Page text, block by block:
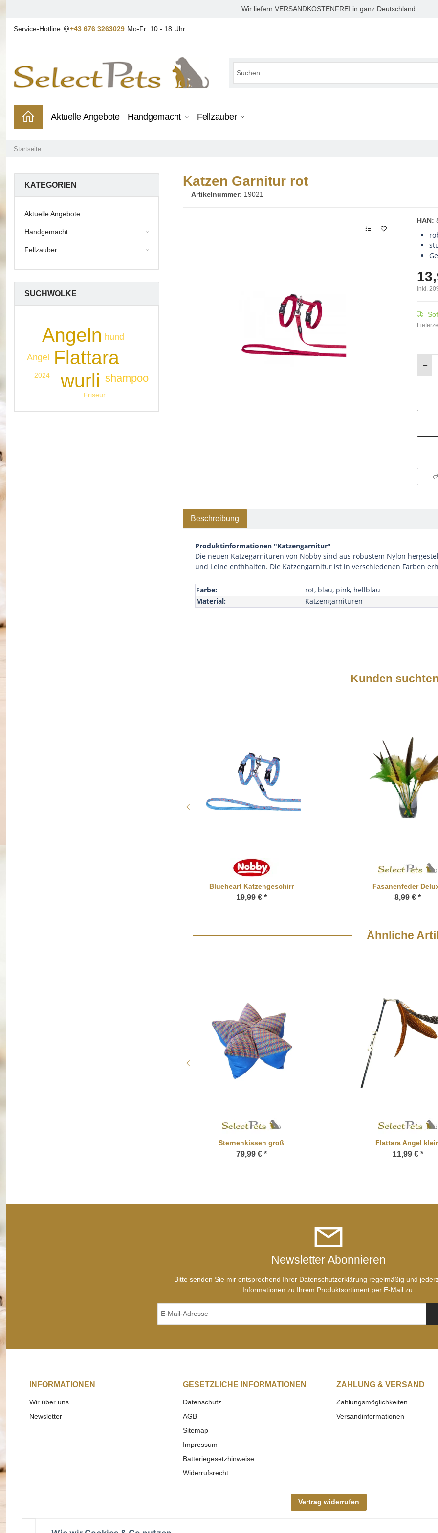
Wir liefern VERSANDKOSTENFREI in ganz Deutschland
Service-Hotline +43 676 3263029 Mo-Fr: 10 - 18 Uhr
Aktuelle Angebote Handgemacht Fellzauber
Startseite
Katzen Garnitur rot
Artikelnummer: 19021
HAN:
inkl.
Beschreibung
Produktinformationen "Katzengarnitur"
Die neuen Katzegarnituren von Nobby sind aus robustem Nylon
und Leine enthhalten. Die Katzengarnitur ist in verschiedenen Farben
Farbe:
rot, blau, pink, hellblau
Material:
Katzengarnituren
Kunden
Blueheart Katzengeschirr
19,99 € *
Fasanenfeder
8,99 € *
Ähnliche
Sternenkissen groß
79,99 € *
Flattara Angel
11,99 € *
KATEGORIEN
Aktuelle Angebote
Handgemacht
Fellzauber
SUCHWOLKE
Flattara
Angeln
wurli shampoo
Angel
hund
2024
Friseur
Newsletter Abonnieren
Bitte senden Sie mir entsprechend Ihrer Datenschutzerklärung regelmäßig und
Informationen zu Ihrem Produktsortiment per E-Mail zu.
INFORMATIONEN
Wir über uns
Newsletter
GESETZLICHE INFORMATIONEN
Datenschutz
AGB
Sitemap
Impressum
Batteriegesetzhinweise
Widerrufsrecht
ZAHLUNG & VERSAND
Zahlungsmöglichkeiten
Versandinformationen
Vertrag widerrufen